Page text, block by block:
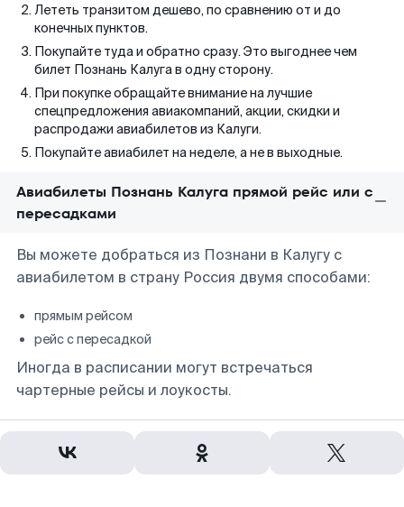
Лететь транзитом дешево, по сравнению от и до
конечных пунктов.
Покупайте туда и обратно сразу. Это выгоднее чем
билет Познань Калуга в одну сторону.
При покупке обращайте внимание на лучшие
спецпредложения авиакомпаний, акции, скидки и
распродажи авиабилетов из Калуги.
Покупайте авиабилет на неделе, а не в выходные.
Авиабилеты Познань Калуга прямой рейс или с
пересадками
Вы можете добраться из Познани в Калугу с
авиабилетом в страну Россия двумя способами:
прямым рейсом
рейс с пересадкой
Иногда в расписании могут встречаться
чартерные рейсы и лоукосты.